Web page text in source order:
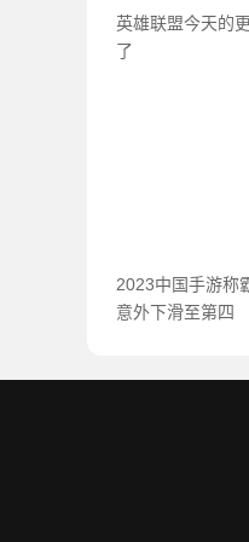
英雄联盟今天的
了
2023中国手游称
意外下滑至第四